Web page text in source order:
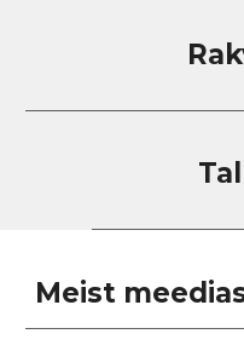
Meist